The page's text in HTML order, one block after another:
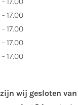
17.00
17.00
17.00
17.00
wij gesloten van